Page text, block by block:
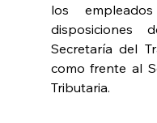
los
Secretaría del
como frente al
Tributaria.